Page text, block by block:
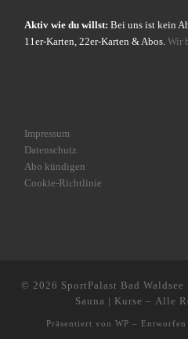
Aktiv wie du willst: Bei uns ist kein
11er-Karten, 22er-Karten & Abos. Wir
Impressum
Datenschutz
Abo kündigen
Cookie-Richtlinie
© 2026 SportPalast Bad
Sauna | Kurse – Alle
Präsentiert von WP – Entworfen